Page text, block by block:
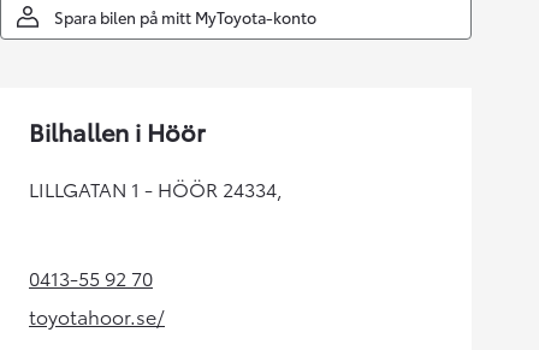
Spara bilen på mitt MyToyota-konto
Bilhallen i Höör
LILLGATAN 1 - HÖÖR 24334,
0413-55 92 70(Opens in new tab)
toyotahoor.se/(Opens in new tab)